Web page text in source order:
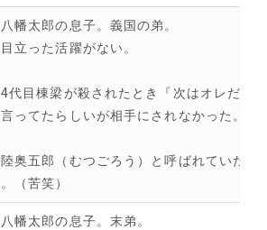
八幡太郎の息子。義国の弟。
目立った活躍がない。
4代目棟梁が殺されたとき『次はオレだ！
言ってたらしいが相手にされなかった。
陸奥五郎（むつごろう）と呼ばれていたら
。（苦笑）
八幡太郎の息子。末弟。